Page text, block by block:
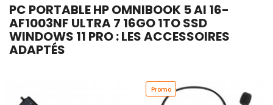
PC PORTABLE HP OMNIBOOK 5 AI 16-
AF1003NF ULTRA 7 16GO 1TO SSD
WINDOWS 11 PRO : LES ACCESSOIRES
ADAPTÉS
Promo